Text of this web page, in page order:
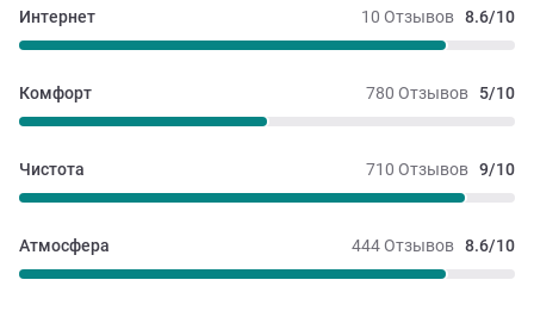
10 Отзывов 8.6/10
Интернет
780 Отзывов 5/10
Комфорт
710 Отзывов 9/10
Чистота
444 Отзывов 8.6/10
Атмосфера